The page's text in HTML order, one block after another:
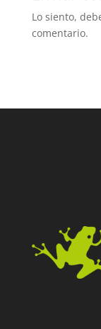
Lo siento,
comentario.